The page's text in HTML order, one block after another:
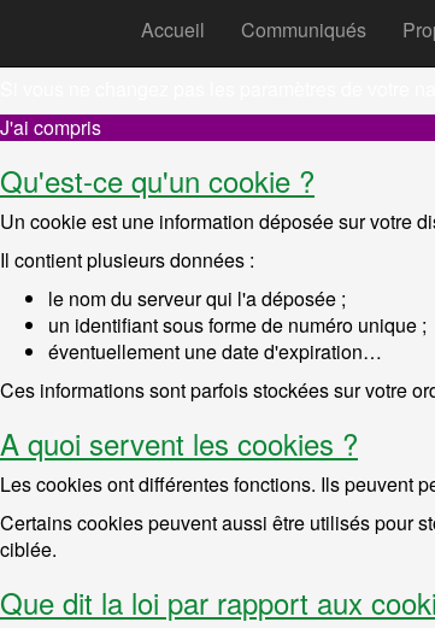
REMARQUE ! Ce site
J'ai compris
Qu'est-ce qu'un cookie ?
Un cookie est une information déposée sur votre
Il contient plusieurs données :
le nom du serveur qui l'a déposée ;
un identifiant sous forme de numéro unique ;
éventuellement une date d'expiration…
Ces informations sont parfois stockées sur votre
A quoi servent les cookies ?
Les cookies ont différentes fonctions. Ils peuvent
Certains cookies peuvent aussi être utilisés pour
ciblée.
Que dit la loi par rapport aux
Accueil Communiqués